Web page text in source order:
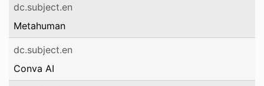
dc.subject.en
Metahuman
dc.subject.en
Conva AI